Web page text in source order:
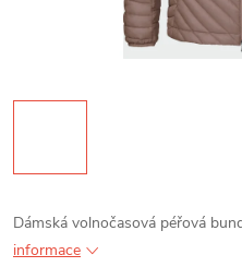
Dámská volnočasová péřová
informace